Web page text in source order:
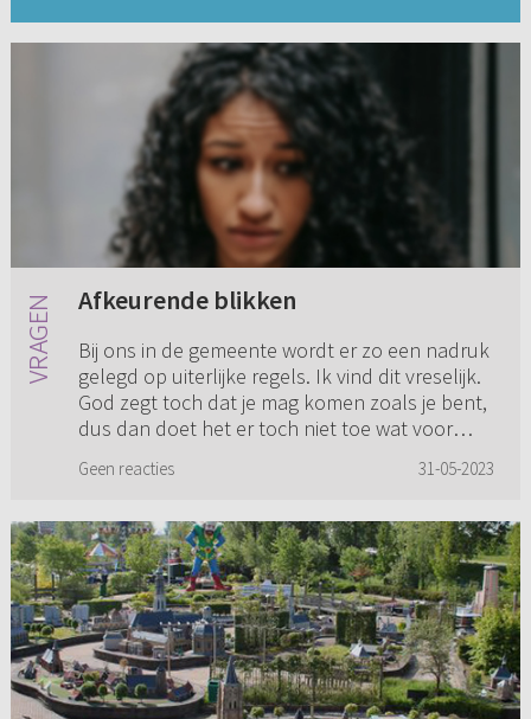
Afkeurende blikken
Bij ons in de gemeente wordt er zo een nadruk
gelegd op uiterlijke regels. Ik vind dit vreselijk.
God zegt toch dat je mag komen zoals je bent,
dus dan doet het er toch niet toe wat voor
Geen reacties 31-05-2023